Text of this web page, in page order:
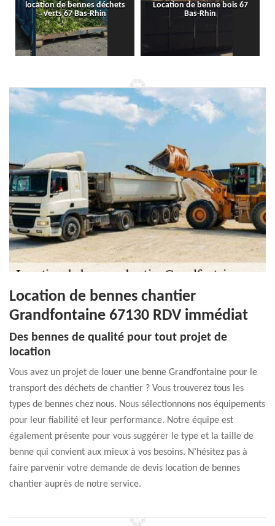
location de bennes déchets
verts 67 Bas-Rhin
Location de benne bois 67
Bas-Rhin
Location de bennes chantier
Grandfontaine 67130 RDV immédiat
Des bennes de qualité pour tout projet de
location
Vous avez un projet de louer une benne Grandfontaine pour le
transport des déchets de chantier ? Vous trouverez tous les
types de bennes chez nous. Nous sélectionnons nos équipements
pour leur fiabilité et leur performance. Notre équipe est
également présente pour vous suggérer le type et la taille de
benne qui convient aux mieux à vos besoins. N’hésitez pas à
faire parvenir votre demande de devis location de bennes
chantier auprès de notre service.